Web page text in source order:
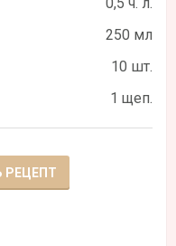
250 мл
10 шт.
1 щеп.
РЕЦЕПТ